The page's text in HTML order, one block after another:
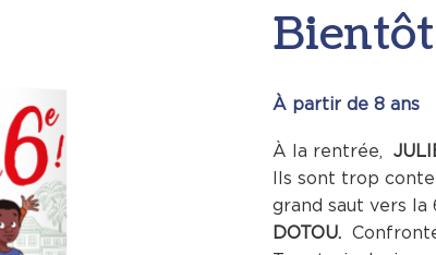
À partir de 8 ans
À la rentrée,
Ils sont trop
grand saut vers la
DOTOU.